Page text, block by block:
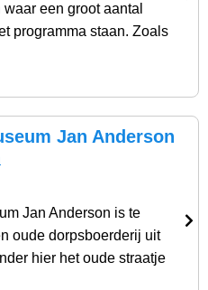
een groot aantal
programma staan. Zoals
Jan Anderson
Jan Anderson is te
oude dorpsboerderij uit
hier het oude straatje